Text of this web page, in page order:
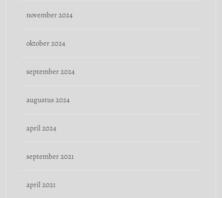
november 2024
oktober 2024
september 2024
augustus 2024
april 2024
september 2021
april 2021